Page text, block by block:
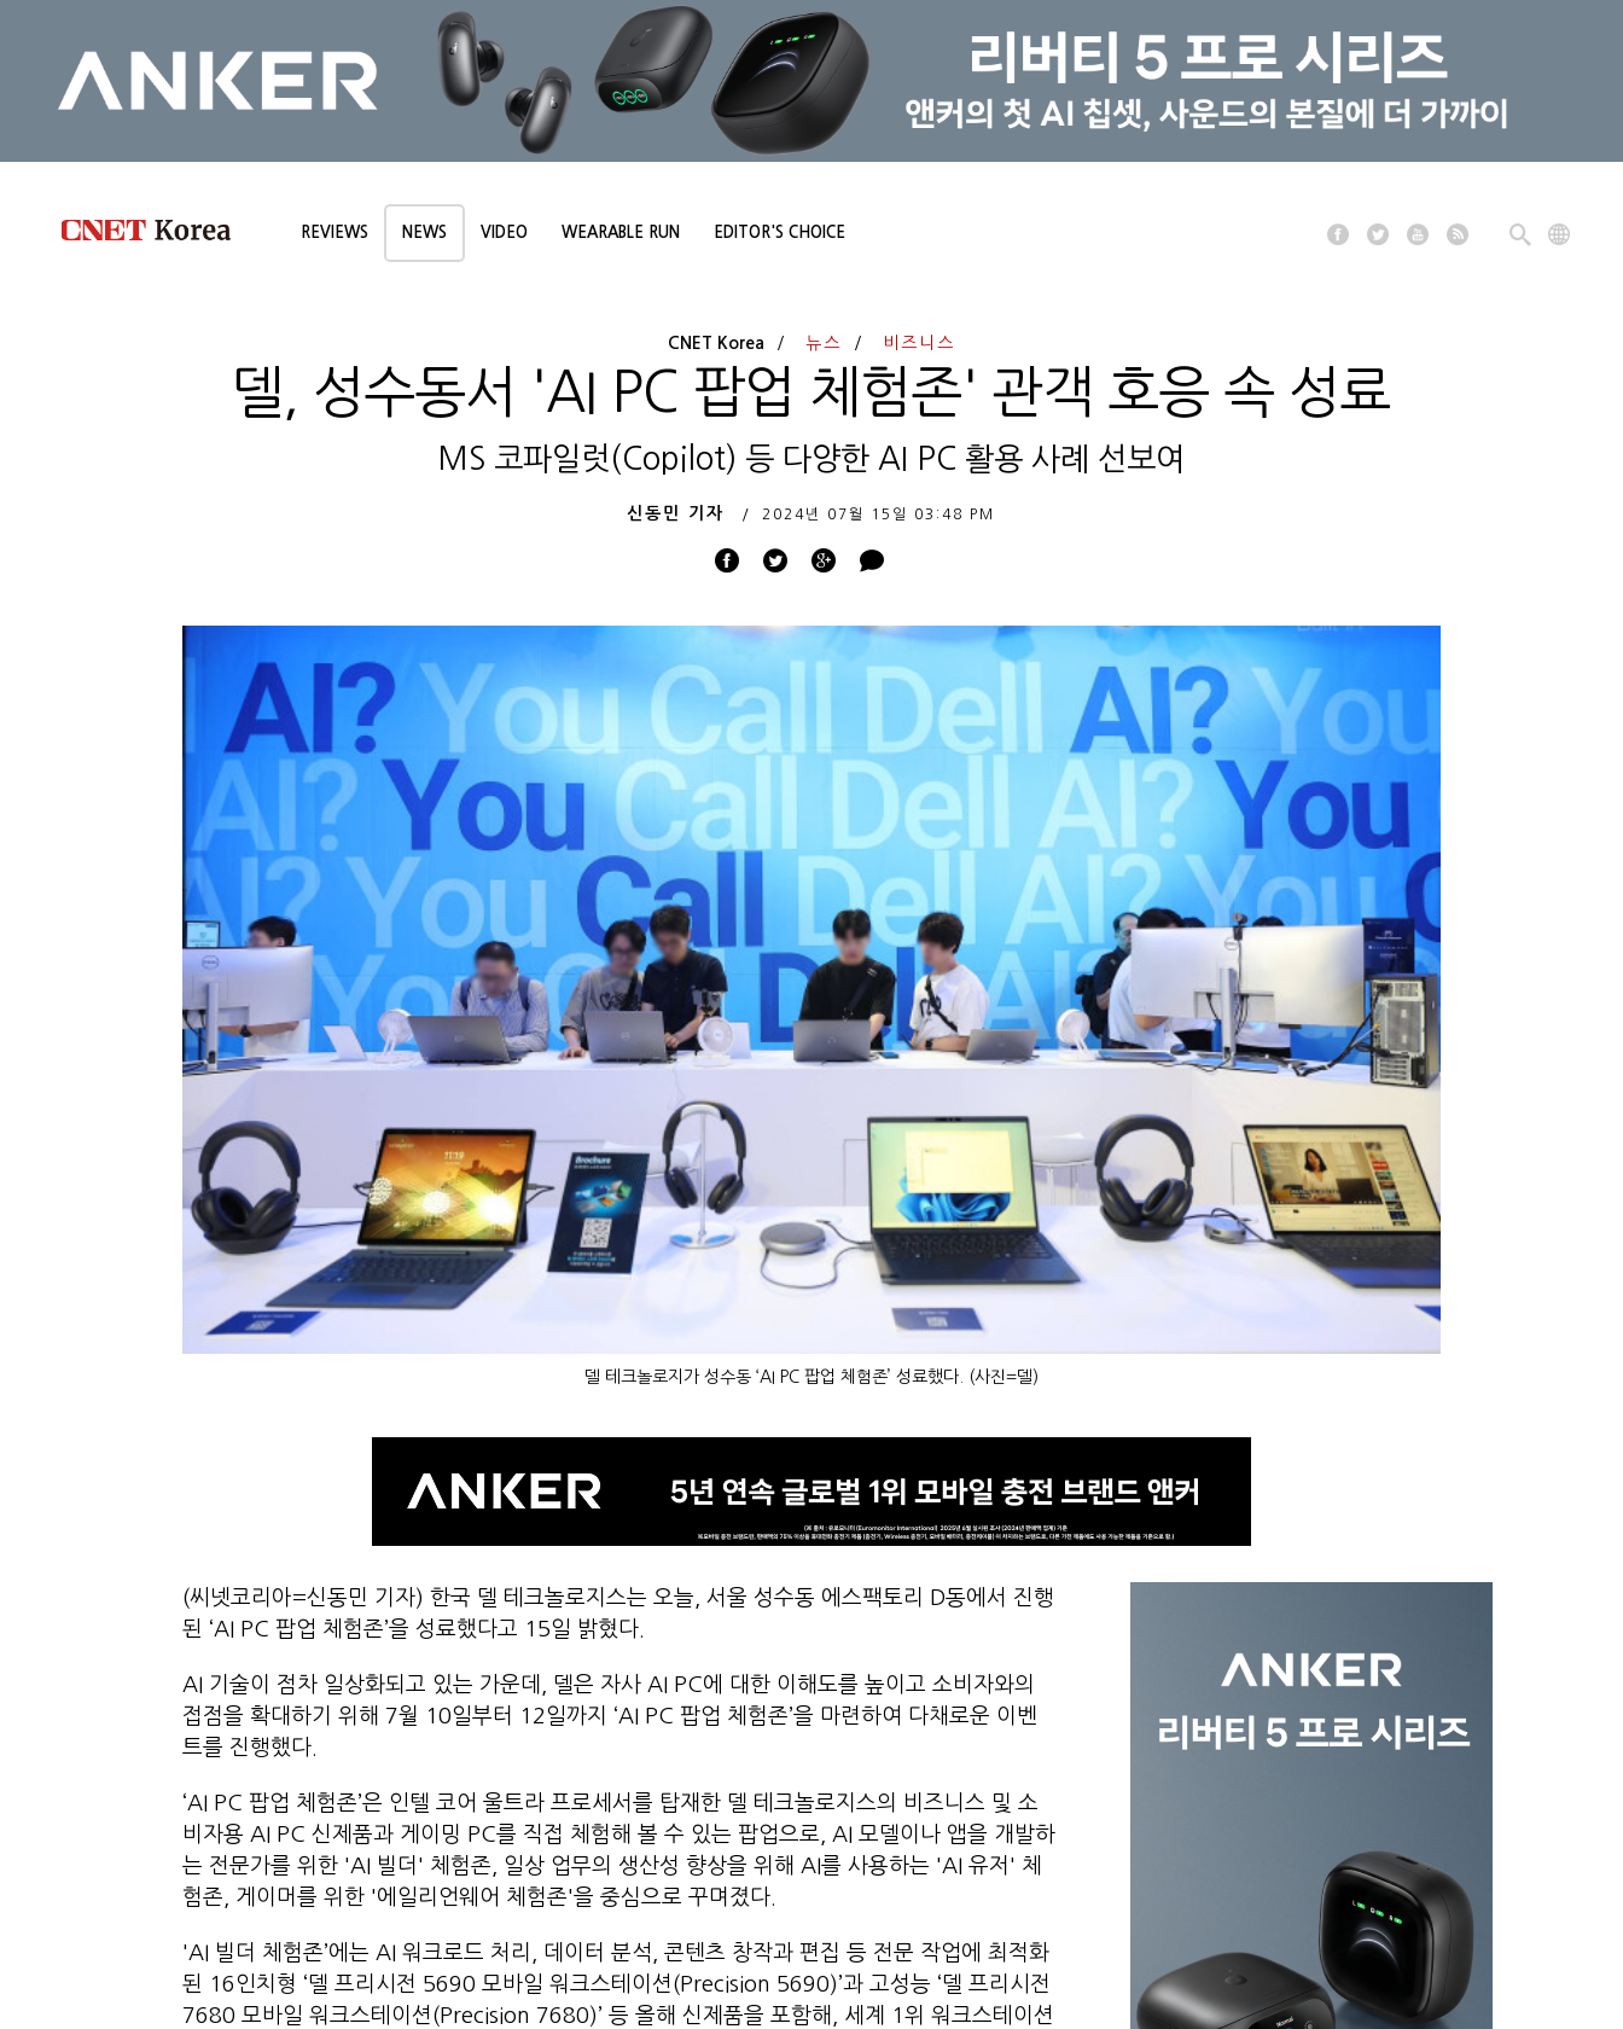
REVIEWS NEWS VIDEO WEARABLE RUN EDITOR'S CHOICE
CNET Korea 뉴스 비즈니스
델, 성수동서 'AI PC 팝업 체험존' 관객 호응 속 성료
MS 코파일럿(Copilot) 등 다양한 AI PC 활용 사례 선보여
신동민 기자 2024년 07월 15일 03:48 PM
델 테크놀로지가 성수동 ‘AI PC 팝업 체험존’ 성료했다. (사진=델)
(씨넷코리아=신동민 기자) 한국 델 테크놀로지스는 오늘, 서울 성수동 에스팩토리 D동에서 진행
된 ‘AI PC 팝업 체험존’을 성료했다고 15일 밝혔다.
AI 기술이 점차 일상화되고 있는 가운데, 델은 자사 AI PC에 대한 이해도를 높이고 소비자와의
접점을 확대하기 위해 7월 10일부터 12일까지 ‘AI PC 팝업 체험존’을 마련하여 다채로운 이벤
트를 진행했다.
‘AI PC 팝업 체험존’은 인텔 코어 울트라 프로세서를 탑재한 델 테크놀로지스의 비즈니스 및 소
비자용 AI PC 신제품과 게이밍 PC를 직접 체험해 볼 수 있는 팝업으로, AI 모델이나 앱을 개발하
는 전문가를 위한 'AI 빌더' 체험존, 일상 업무의 생산성 향상을 위해 AI를 사용하는 'AI 유저' 체
험존, 게이머를 위한 '에일리언웨어 체험존'을 중심으로 꾸며졌다.
'AI 빌더 체험존’에는 AI 워크로드 처리, 데이터 분석, 콘텐츠 창작과 편집 등 전문 작업에 최적화
된 16인치형 ‘델 프리시전 5690 모바일 워크스테이션(Precision 5690)’과 고성능 ‘델 프리시전
7680 모바일 워크스테이션(Precision 7680)’ 등 올해 신제품을 포함해, 세계 1위 워크스테이션